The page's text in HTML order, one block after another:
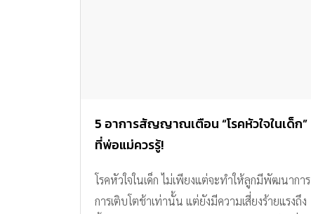
5 อาการสัญญาณเตือน “โรคหัวใจในเด็ก”
ที่พ่อแม่ควรรู้!
โรคหัวใจในเด็ก ไม่เพียงแต่จะทำให้ลูกมีพัฒนาการ
การเติบโตช้าเท่านั้น แต่ยังมีความเสี่ยงร้ายแรงถึง